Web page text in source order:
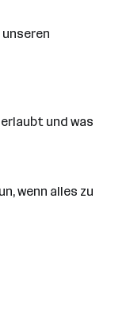
und was
wenn alles zu